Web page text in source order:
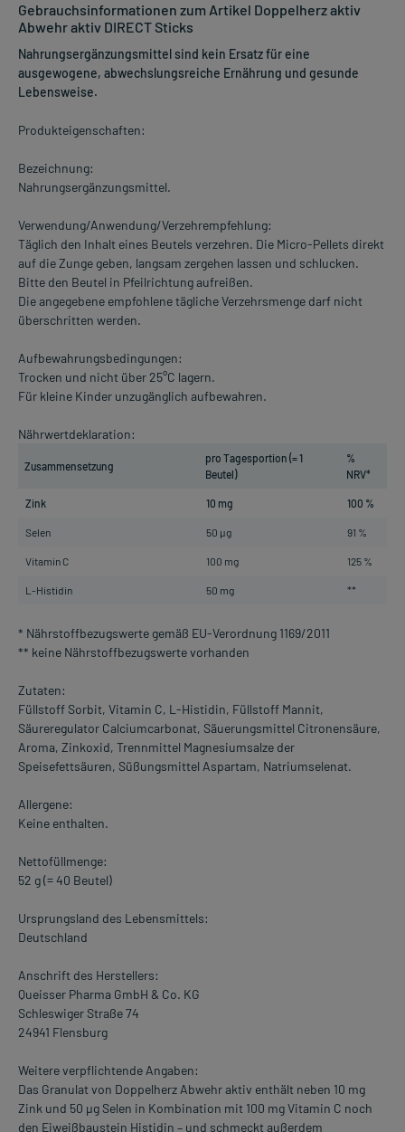
Gebrauchsinformationen zum Artikel Doppelherz aktiv
Abwehr aktiv DIRECT Sticks
Nahrungsergänzungsmittel sind kein Ersatz für eine
ausgewogene, abwechslungsreiche Ernährung und gesunde
Lebensweise.
Produkteigenschaften:
Bezeichnung:
Nahrungsergänzungsmittel.
Verwendung/Anwendung/Verzehrempfehlung:
Täglich den Inhalt eines Beutels verzehren. Die Micro-Pellets direkt
auf die Zunge geben, langsam zergehen lassen und schlucken.
Bitte den Beutel in Pfeilrichtung aufreißen.
Die angegebene empfohlene tägliche Verzehrsmenge darf nicht
überschritten werden.
Aufbewahrungsbedingungen:
Trocken und nicht über 25°C lagern.
Für kleine Kinder unzugänglich aufbewahren.
Nährwertdeklaration:
Zusammensetzung
pro Tagesportion (= 1
Beutel)
%
NRV*
Zink 10 mg 100 %
Selen 50 µg 91 %
Vitamin C 100 mg 125 %
L-Histidin 50 mg **
* Nährstoffbezugswerte gemäß EU-Verordnung 1169/2011
** keine Nährstoffbezugswerte vorhanden
Zutaten:
Füllstoff Sorbit, Vitamin C, L-Histidin, Füllstoff Mannit,
Säureregulator Calciumcarbonat, Säuerungsmittel Citronensäure,
Aroma, Zinkoxid, Trennmittel Magnesiumsalze der
Speisefettsäuren, Süßungsmittel Aspartam, Natriumselenat.
Allergene:
Keine enthalten.
Nettofüllmenge:
52 g (= 40 Beutel)
Ursprungsland des Lebensmittels:
Deutschland
Anschrift des Herstellers:
Queisser Pharma GmbH & Co. KG
Schleswiger Straße 74
24941 Flensburg
Weitere verpflichtende Angaben:
Das Granulat von Doppelherz Abwehr aktiv enthält neben 10 mg
Zink und 50 µg Selen in Kombination mit 100 mg Vitamin C noch
den Eiweißbaustein Histidin – und schmeckt außerdem